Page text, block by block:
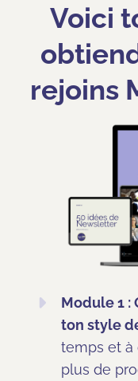
Voici
rejoins
Module 1 :
ton style
temps et à
plus de